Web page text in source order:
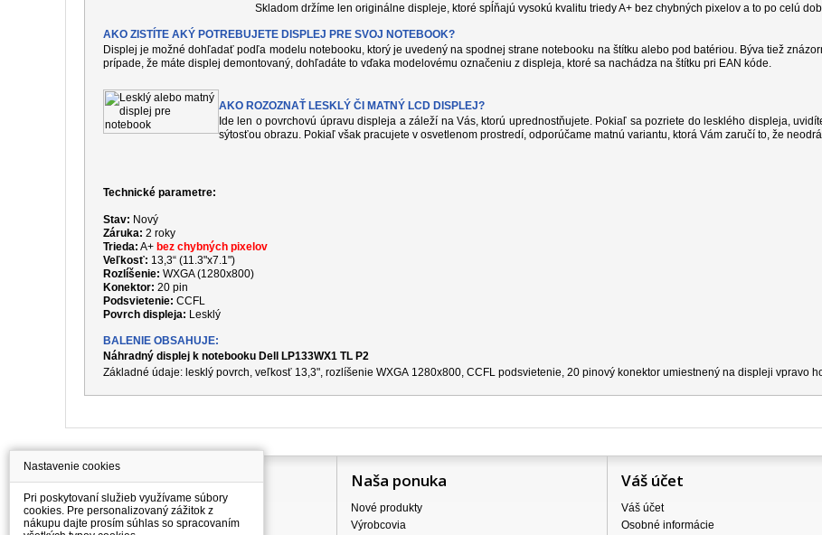
Skladom držíme len originálne displeje, ktoré spĺňajú vysokú kvalitu triedy A+ bez chybných pixelov a to po celú
AKO ZISTÍTE AKÝ POTREBUJETE DISPLEJ PRE SVOJ NOTEBOOK?
Displej je možné dohľadať podľa modelu notebooku, ktorý je uvedený na spodnej strane notebooku na štítku alebo pod batériou. Býva tiež
prípade, že máte displej demontovaný, dohľadáte to vďaka modelovému označeniu z displeja, ktoré sa nachádza na štítku pri EAN kóde.
AKO ROZOZNAŤ LESKLÝ ČI MATNÝ LCD DISPLEJ?
Ide len o povrchovú úpravu displeja a záleží na Vás, ktorú uprednostňujete. Pokiaľ sa pozriete do lesklého displeja,
sýtosťou obrazu. Pokiaľ však pracujete v osvetlenom prostredí, odporúčame matnú variantu, ktorá Vám zaručí to, že
Technické parametre:
Stav: Nový
Záruka: 2 roky
Trieda: A+ bez chybných pixelov
Veľkosť: 13,3“ (11.3"x7.1")
Rozlíšenie: WXGA (1280x800)
Konektor: 20 pin
Podsvietenie: CCFL
Povrch displeja: Lesklý
BALENIE OBSAHUJE:
Náhradný displej k notebooku Dell LP133WX1 TL P2
Základné údaje: lesklý povrch, veľkosť 13,3", rozlíšenie WXGA 1280x800, CCFL podsvietenie, 20 pinový konektor umiestnený na displeji vpravo
Information
Všetko o nákupe
Ceny dopravného
Naša ponuka
Nové produkty
Výrobcovia
Váš účet
Váš účet
Osobné informácie
Nastavenie cookies
Pri poskytovaní služieb využívame súbory
cookies. Pre personalizovaný zážitok z
nákupu dajte prosím súhlas so spracovaním